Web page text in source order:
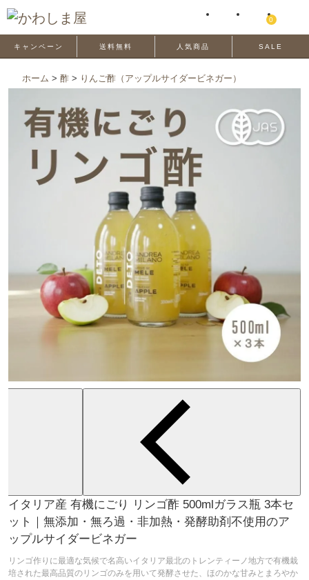
0
キャンペーン 送料無料 人気商品 SALE
ホーム > 酢 > りんご酢（アップルサイダービネガー）
イタリア産 有機にごり リンゴ酢 500mlガラス瓶 3本セ
ット｜無添加・無ろ過・非加熱・発酵助剤不使用のア
ップルサイダービネガー
リンゴ作りに最適な気候で名高いイタリア最北のトレンティーノ地方で有機栽
培された最高品質のリンゴのみを用いて発酵させた、ほのかな甘みとまろやか